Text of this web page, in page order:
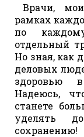
Врачи,
рамках
по
отдельный
Но зная, как
деловых
здоровью
Надеюсь,
станете
уделять
сохранению!